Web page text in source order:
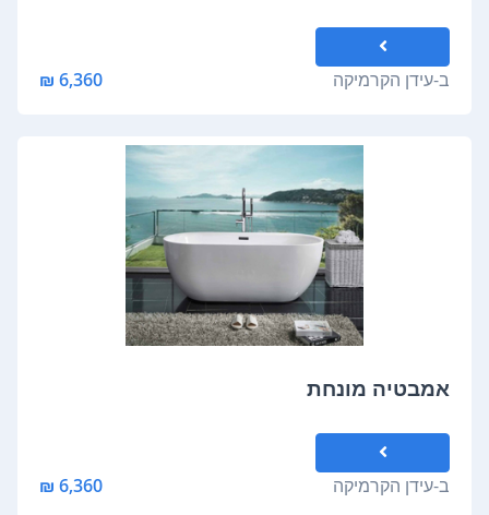
ב-עידן הקרמיקה 6,360 ₪
אמבטיה מונחת
ב-עידן הקרמיקה 6,360 ₪